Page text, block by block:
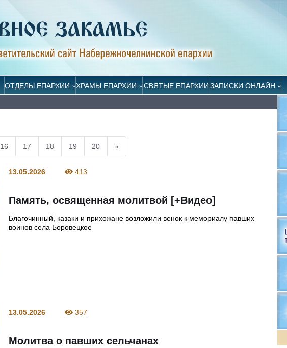
ОТДЕЛЫ ЕПАРХИИ ХРАМЫ ЕПАРХИИ СВЯТЫЕ ЕПАРХИИЗАПИСКИ ОНЛАЙН
16 17 18 19 20 »
13.05.2026 413
Память, освященная молитвой [+Видео]
Благочинный, казаки и прихожане возложили венок к мемориалу павших
воинов села Боровецкое
13.05.2026 357
Молитва о павших сельчанах